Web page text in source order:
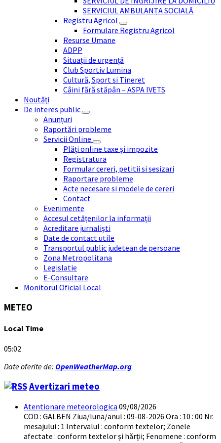
SERVICIUL AMBULANȚA SOCIALĂ
Registru Agricol
Formulare Registru Agricol
Resurse Umane
ADPP
Situații de urgență
Club Sportiv Lumina
Cultură, Sport si Tineret
Câini fără stăpân – ASPA IVETS
Noutăți
De interes public
Anunțuri
Raportări probleme
Servicii Online
Plăți online taxe și impozite
Registratura
Formular cereri, petitii si sesizari
Raportare probleme
Acte necesare si modele de cereri
Contact
Evenimente
Accesul cetățenilor la informații
Acreditare jurnaliști
Date de contact utile
Transportul public judetean de persoane
Zona Metropolitana
Legislatie
E-Consultare
Monitorul Oficial Local
METEO
Local Time
05:02
Date oferite de: OpenWeatherMap.org
Avertizari meteo
Atentionare meteorologica 09/08/2026
COD : GALBEN Ziua/luna/anul : 09-08-2026 Ora : 10 : 00 Nr.
mesajului : 1 Intervalul : conform textelor; Zonele
afectate : conform textelor și hărții; Fenomene : conform